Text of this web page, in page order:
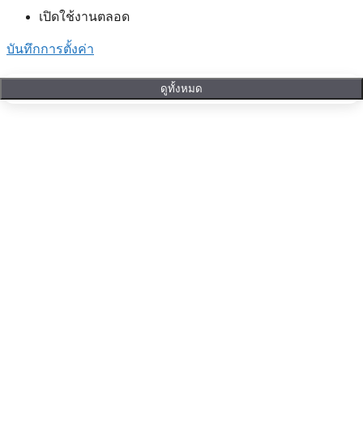
ดูทั้งหมด
เปิดใช้งานตลอด
บันทึกการตั้งค่า